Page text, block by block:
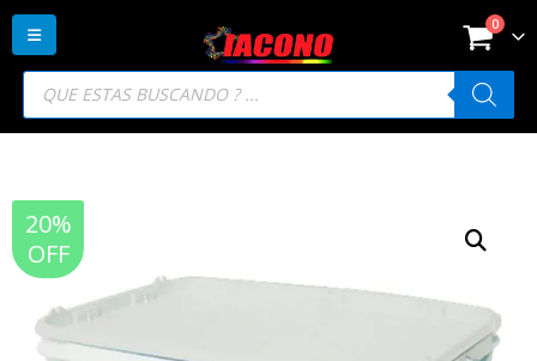
Búsqueda
productos
0
20%
OFF